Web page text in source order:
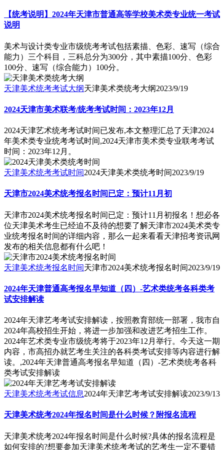
【统考说明】2024年天津市普通高等学校美术类专业统一考试
说明
美术与设计类专业市级统考考试包括素描、色彩、速写（综合
能力）三个科目，三科总分为300分，其中素描100分、色彩
100分、速写（综合能力）100分。
天津美术统考考试大纲天津美术类统考大纲2023/9/19
2024天津市美术联考/统考考试时间：2023年12月
2024天津艺术统考考试时间已发布,本文整理汇总了天津2024
年美术类专业统考考试时间,2024天津市美术类专业联考考试
时间：2023年12月。
天津美术统考考试时间2024天津美术类统考时间2023/9/19
天津市2024美术统考报名时间已定：预计11月初
天津市2024美术统考报名时间已定：预计11月初报名！想必各
位天津美术考生已经迫不及待的想要了解天津市2024美术类专
业统考报名时间的详细内容，那么一起来看看天津招考资讯网
发布的相关信息都有什么吧！
天津美术统考报名时间天津市2024美术统考报名时间2023/9/19
2024年天津普通高考报名早知道（四）-艺术类统考各科类考
试安排解读
2024年天津艺考考试安排解读，按照教育部统一部署，我市自
2024年高校招生开始，将进一步加强和改进艺考招生工作。
2024年艺术类专业市级统考将于2023年12月举行。今天这一期
内容，市高招办就艺考生关注的各科类考试安排等内容进行解
读。,2024年天津普通高考报名早知道（四）-艺术类统考各科
类考试安排解读
天津美术统考考试信息2024年天津艺考考试安排解读2023/9/13
天津美术统考2024年报名时间是什么时候？附报名流程
天津美术统考2024年报名时间是什么时候?具体的报名流程是
如何安排的?想要参加天津美术统考考试的艺考生一定不要错